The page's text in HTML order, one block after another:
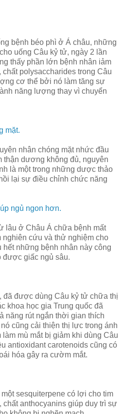
bệnh béo phì ở Á châu, những
uống Câu kỷ tử, ngày 2 lần
thấy phần lớn bệnh nhân iảm
polysaccharides trong Câu
cơ thể bởi nó làm tăng sự
năng lượng thay vì chuyển
mặt.
nhân chóng mặt nhức đầu
thận dương không đủ, nguyên
là một trong những dược thảo
lại sự điều chỉnh chức năng
ngủ ngon hơn.
lâu ở Châu Á chữa bệnh mất
nghiên cứu và thử nghiệm cho
những bệnh nhân này công
được giấc ngủ sâu.
đã được dùng Câu kỷ tử chữa thị
khoa học gia Trung quốc đã
năng rút ngắn thời gian thích
cũng cải thiện thị lực trong ánh
mù mắt bị giảm khi dùng Câu
antioxidant carotenoids cũng có
hóa gây ra cườm mắt.
sesquiterpene có lợi cho tim
chất anthocyanins giúp duy trì sự